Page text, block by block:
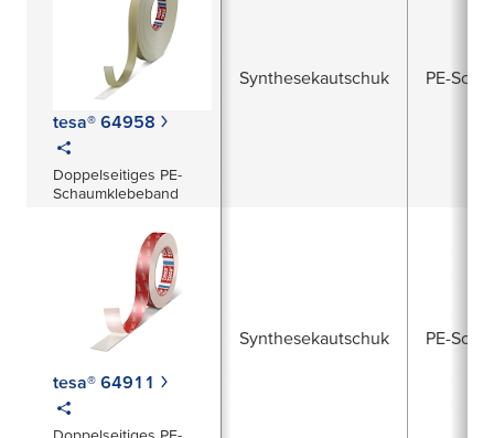
tesa® 64958
Doppelseitiges PE-
Schaumklebeband
Synthesekautschuk PE-
tesa® 64911
Synthesekautschuk PE-